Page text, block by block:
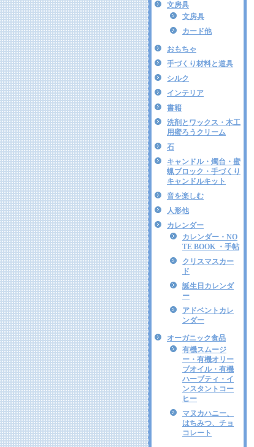
文房具
文房具
カード他
おもちゃ
手づくり材料と道具
シルク
インテリア
書籍
洗剤とワックス・木工
用蜜ろうクリーム
石
キャンドル・燭台・蜜
蝋ブロック・手づくり
キャンドルキット
音を楽しむ
人形他
カレンダー
カレンダー・NO
TE BOOK ・手帖
クリスマスカー
ド
誕生日カレンダ
ー
アドベントカレ
ンダー
オーガニック食品
有機スムージ
ー・有機オリー
ブオイル・有機
ハーブティ・イ
ンスタントコー
ヒー
マヌカハニー、
はちみつ、チョ
コレート